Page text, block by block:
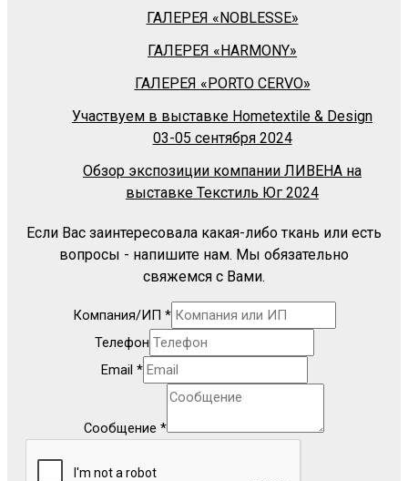
ГАЛЕРЕЯ «NOBLESSE»
ГАЛЕРЕЯ «HARMONY»
ГАЛЕРЕЯ «PORTO CERVO»
Участвуем в выставке Hometextile & Design
03-05 сентября 2024
Обзор экспозиции компании ЛИВЕНА на
выставке Текстиль Юг 2024
Если Вас заинтересовала какая-либо ткань или есть
вопросы - напишите нам. Мы обязательно
свяжемся с Вами.
Компания/ИП *
Телефон
Email *
Сообщение *